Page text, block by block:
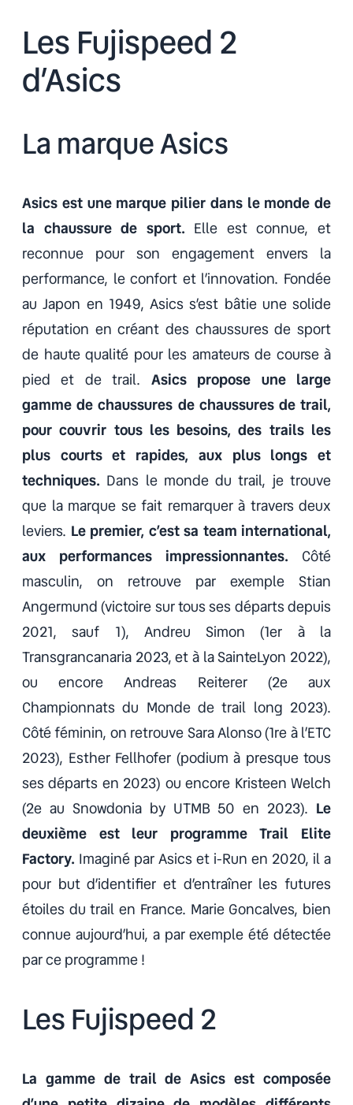
Les Fujispeed 2
d’Asics
La marque Asics
Asics est une marque pilier dans le monde de
la chaussure de sport. Elle est connue, et
reconnue pour son engagement envers la
performance, le confort et l’innovation. Fondée
au Japon en 1949, Asics s’est bâtie une solide
réputation en créant des chaussures de sport
de haute qualité pour les amateurs de course à
pied et de trail. Asics propose une large
gamme de chaussures de chaussures de trail,
pour couvrir tous les besoins, des trails les
plus courts et rapides, aux plus longs et
techniques. Dans le monde du trail, je trouve
que la marque se fait remarquer à travers deux
leviers. Le premier, c’est sa team international,
aux performances impressionnantes. Côté
masculin, on retrouve par exemple Stian
Angermund (victoire sur tous ses départs depuis
2021, sauf 1), Andreu Simon (1er à la
Transgrancanaria 2023, et à la SainteLyon 2022),
ou encore Andreas Reiterer (2e aux
Championnats du Monde de trail long 2023).
Côté féminin, on retrouve Sara Alonso (1re à l’ETC
2023), Esther Fellhofer (podium à presque tous
ses départs en 2023) ou encore Kristeen Welch
(2e au Snowdonia by UTMB 50 en 2023). Le
deuxième est leur programme Trail Elite
Factory. Imaginé par Asics et i-Run en 2020, il a
pour but d’identifier et d’entraîner les futures
étoiles du trail en France. Marie Goncalves, bien
connue aujourd’hui, a par exemple été détectée
par ce programme !
Les Fujispeed 2
La gamme de trail de Asics est composée